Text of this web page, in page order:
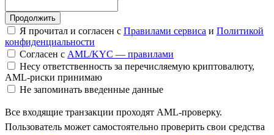
Я прочитал и согласен с Правилами сервиса и Политикой
конфиденциальности
Согласен с AML/KYC — правилами
Несу ответственность за перечисляемую криптовалюту,
AML-риски принимаю
Не запоминать введенные данные
Все входящие транзакции проходят AML-проверку.
Пользователь может самостоятельно проверить свои средства